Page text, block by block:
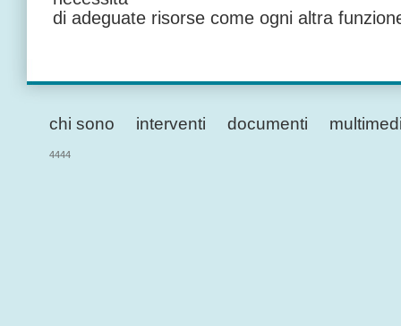
di adeguate risorse come ogni altra
chi sono interventi documenti
4444